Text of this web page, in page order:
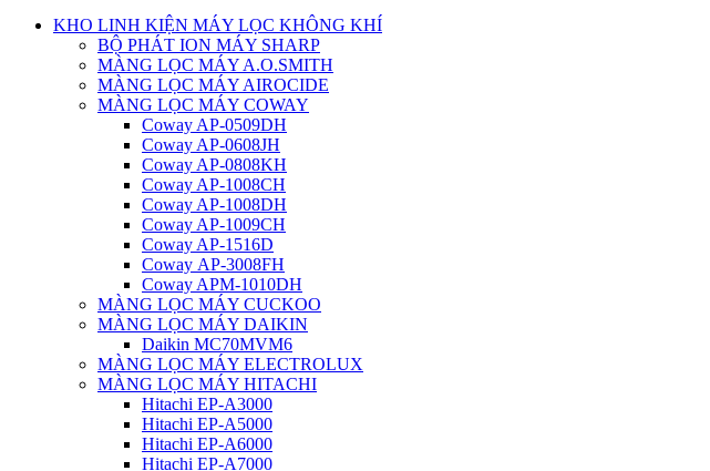
KHO LINH KIỆN MÁY LỌC KHÔNG KHÍ
BỘ PHÁT ION MÁY SHARP
MÀNG LỌC MÁY A.O.SMITH
MÀNG LỌC MÁY AIROCIDE
MÀNG LỌC MÁY COWAY
Coway AP-0509DH
Coway AP-0608JH
Coway AP-0808KH
Coway AP-1008CH
Coway AP-1008DH
Coway AP-1009CH
Coway AP-1516D
Coway AP-3008FH
Coway APM-1010DH
MÀNG LỌC MÁY CUCKOO
MÀNG LỌC MÁY DAIKIN
Daikin MC70MVM6
MÀNG LỌC MÁY ELECTROLUX
MÀNG LỌC MÁY HITACHI
Hitachi EP-A3000
Hitachi EP-A5000
Hitachi EP-A6000
Hitachi EP-A7000